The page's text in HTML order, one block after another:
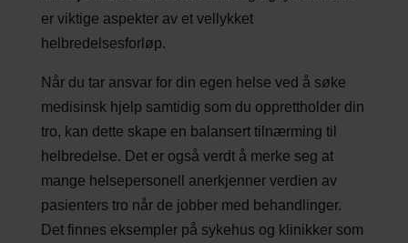
er viktige aspekter av et vellykket
helbredelsesforløp.
Når du tar ansvar for din egen helse ved å søke
medisinsk hjelp samtidig som du opprettholder din
tro, kan dette skape en balansert tilnærming til
helbredelse. Det er også verdt å merke seg at
mange helsepersonell anerkjenner verdien av
pasienters tro når de jobber med behandlinger.
Det finnes eksempler på sykehus og klinikker som